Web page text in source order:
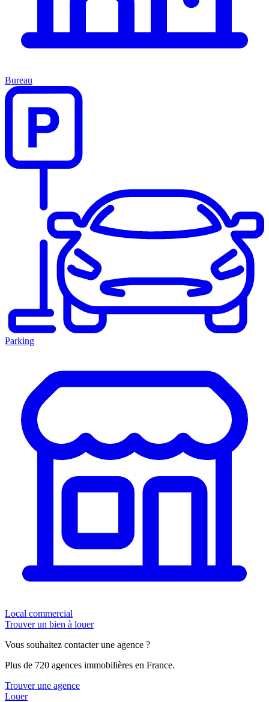
Bureau
Parking
Local commercial
Trouver un bien à louer
Vous souhaitez contacter une agence ?
Plus de 720 agences immobilières en France.
Trouver une agence
Louer